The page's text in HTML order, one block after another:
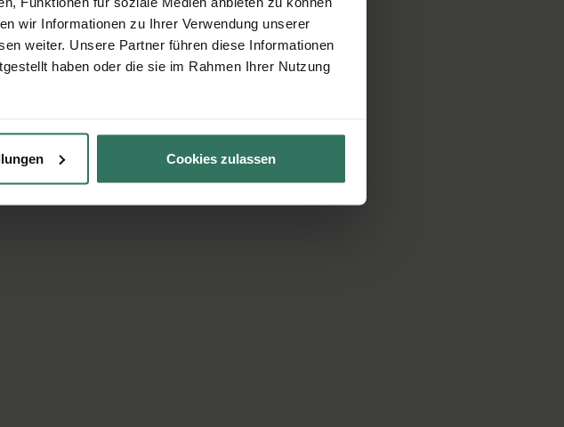
wir Informationen zu Ihrer Verwendung unserer
weiter. Unsere Partner führen diese Informationen
haben oder die sie im Rahmen Ihrer Nutzung
Cookies zulassen